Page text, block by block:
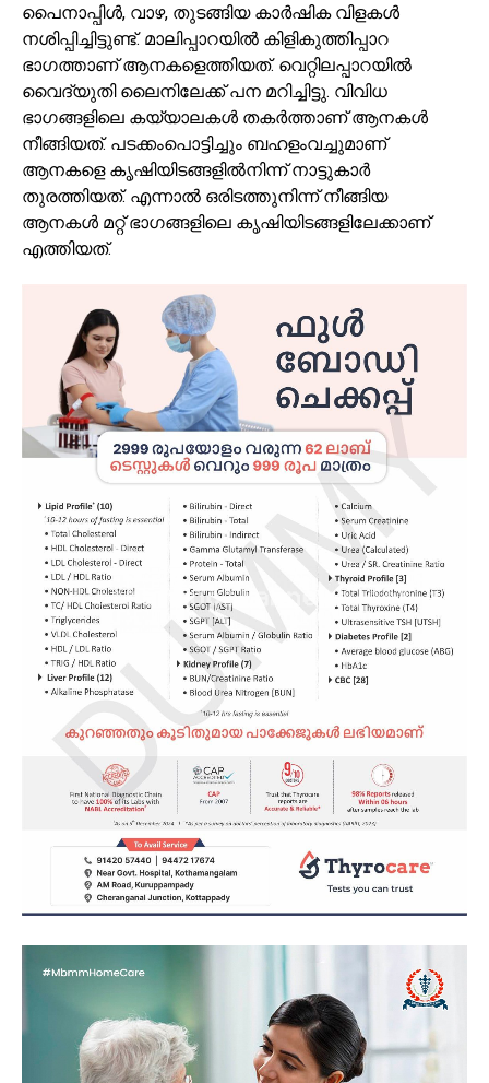
പൈനാപ്പിള്‍, വാഴ, തുടങ്ങിയ കാര്‍ഷിക വിളകള്‍
നശിപ്പിച്ചിട്ടുണ്ട്. മാലിപ്പാറയില്‍ കിളികുത്തിപ്പാറ
ഭാഗത്താണ് ആനകളെത്തിയത്. വെറ്റിലപ്പാറയില്‍
വൈദ്യുതി ലൈനിലേക്ക് പന മറിച്ചിട്ടു. വിവിധ
ഭാഗങ്ങളിലെ കയ്യാലകള്‍ തകര്‍ത്താണ് ആനകള്‍
നീങ്ങിയത്. പടക്കംപൊട്ടിച്ചും ബഹളംവച്ചുമാണ്
ആനകളെ കൃഷിയിടങ്ങളില്‍നിന്ന് നാട്ടുകാര്‍
തുരത്തിയത്. എന്നാല്‍ ഒരിടത്തുനിന്ന് നീങ്ങിയ
ആനകള്‍ മറ്റ് ഭാഗങ്ങളിലെ കൃഷിയിടങ്ങളിലേക്കാണ്
എത്തിയത്.